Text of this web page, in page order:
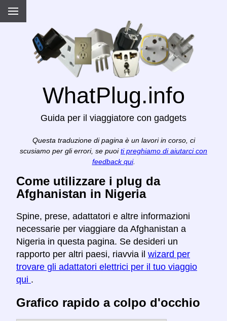
WhatPlug.info
Guida per il viaggiatore con gadgets
Questa traduzione di pagina è un lavori in corso, ci
scusiamo per gli errori, se puoi ti preghiamo di aiutarci con
feedback qui.
Come utilizzare i plug da
Afghanistan in Nigeria
Spine, prese, adattatori e altre informazioni
necessarie per viaggiare da Afghanistan a
Nigeria in questa pagina. Se desideri un
rapporto per altri paesi, riavvia il wizard per
trovare gli adattatori elettrici per il tuo viaggio
qui .
Grafico rapido a colpo d'occhio